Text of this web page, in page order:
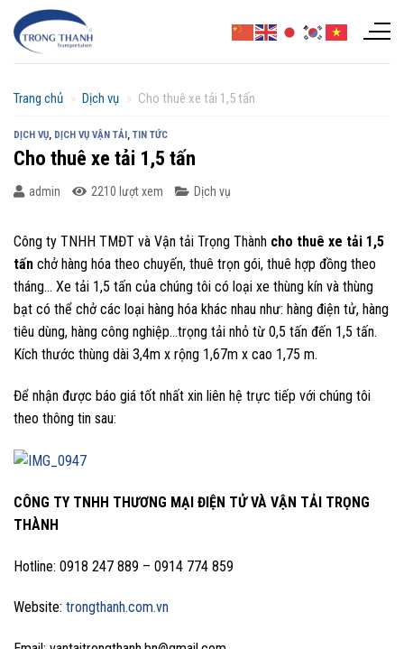
Chuyển
đến
Trang chủ » Dịch vụ » Cho thuê xe tải 1,5 tấn
DỊCH VỤ, DỊCH VỤ VẬN TẢI, TIN TỨC
Cho thuê xe tải 1,5 tấn
admin 2210 lượt xem Dịch vụ
Công ty TNHH TMĐT và Vận tải Trọng Thành cho thuê xe tải 1,5
tấn chở hàng hóa theo chuyến, thuê trọn gói, thuê hợp đồng theo
tháng… Xe tải 1,5 tấn của chúng tôi có loại xe thùng kín và thùng
bạt có thể chở các loại hàng hóa khác nhau như: hàng điện tử, hàng
tiêu dùng, hàng công nghiệp…trọng tải nhỏ từ 0,5 tấn đến 1,5 tấn.
Kích thước thùng dài 3,4m x rộng 1,67m x cao 1,75 m.
Để nhận được báo giá tốt nhất xin liên hệ trực tiếp với chúng tôi
theo thông tin sau:
CÔNG TY TNHH THƯƠNG MẠI ĐIỆN TỬ VÀ VẬN TẢI TRỌNG
THÀNH
Hotline: 0918 247 889 – 0914 774 859
Website: trongthanh.com.vn